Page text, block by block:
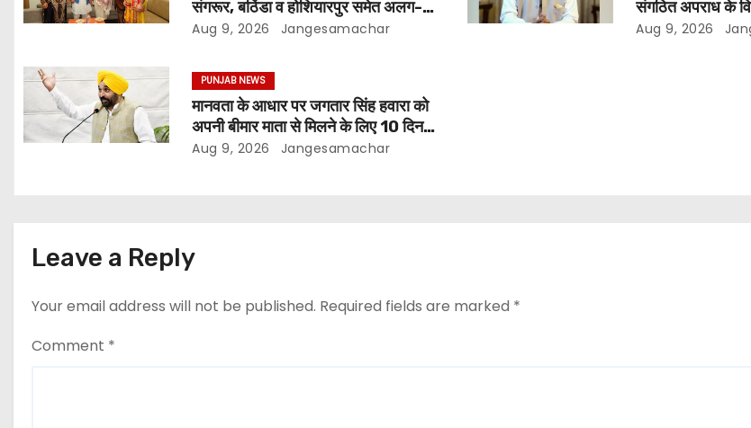
संगरूर, बठिंडा व होशियारपुर समेत अलग-
अलग स्थानों पर ये शो होगा- भगवंत सिंह मान
Aug 9, 2026 Jangesamachar
संगठित अपराध के
200 दिन पूरे किए
Aug 9, 2026
PUNJAB NEWS
मानवता के आधार पर जगतार सिंह हवारा को
अपनी बीमार माता से मिलने के लिए 10 दिन
की पैरोल दी जानी चाहिए- मुख्यमंत्री भगवंत
Aug 9, 2026 Jangesamachar
Leave a Reply
Your email address will not be published. Required fields are marked *
Comment *